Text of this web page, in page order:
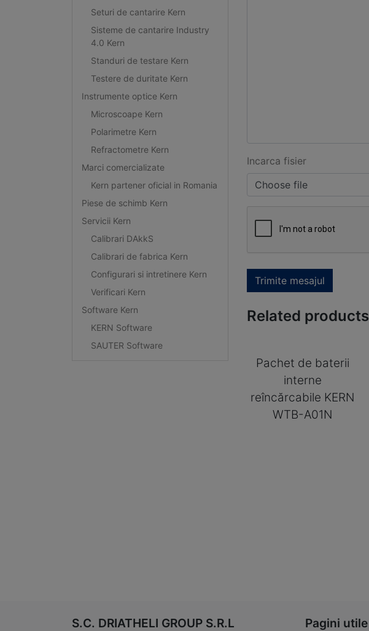
Seturi de cantarire Kern
Sisteme de cantarire Industry
4.0 Kern
Standuri de testare Kern
Testere de duritate Kern
Instrumente optice Kern
Microscoape Kern
Polarimetre Kern
Refractometre Kern
Marci comercializate
Kern partener oficial in Romania
Piese de schimb Kern
Servicii Kern
Calibrari DAkkS
Calibrari de fabrica Kern
Configurari si intretinere Kern
Verificari Kern
Software Kern
KERN Software
SAUTER Software
Incarca fisier
Choose file
Trimite mesajul
Related products
Pachet de baterii
interne
reîncărcabile KERN
WTB-A01N
S.C. DRIATHELI GROUP S.R.L Pagini utile